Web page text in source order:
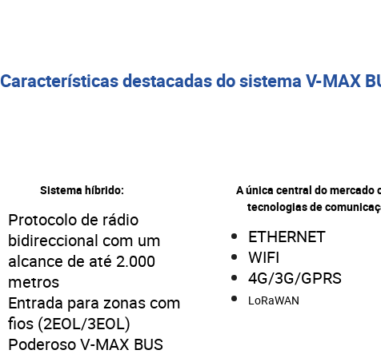
Características destacadas do sistema V-MAX
Sistema híbrido:
Protocolo de rádio
bidireccional com um
alcance de até 2.000
metros
Entrada para zonas com
fios (2EOL/3EOL)
Poderoso V-MAX BUS
A única central do mercado
tecnologias de
ETHERNET
WIFI
4G/3G/GPRS
LoRaWAN